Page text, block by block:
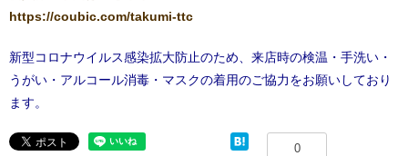
https://coubic.com/takumi-ttc
新型コロナウイルス感染拡大防止のため、来店時の検温・手洗い・
うがい・アルコール消毒・マスクの着用のご協力をお願いしており
ます。
0